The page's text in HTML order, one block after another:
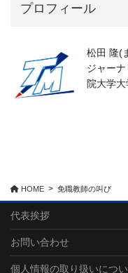
プロフィール
松田 隆(
ジャー
院大学大
HOME 免職教師の叫び
代表挨拶
お問い合わせ
個人情報の取り扱いにつ